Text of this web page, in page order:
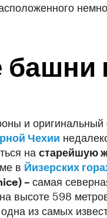
и
Чехии
на старейшую
в Йизерских
– самая
высоте 598
из самых